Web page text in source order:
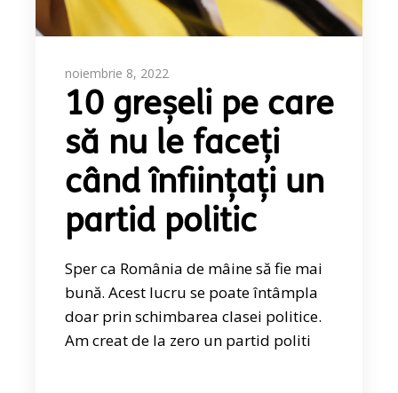
noiembrie 8, 2022
10 greșeli pe care
să nu le faceți
când înființați un
partid politic
Sper ca România de mâine să fie mai
bună. Acest lucru se poate întâmpla
doar prin schimbarea clasei politice.
Am creat de la zero un partid politi